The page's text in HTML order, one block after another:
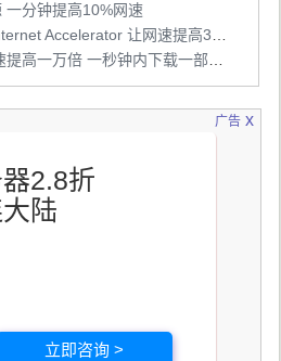
一分钟提高10%网速
IE加速器Ashampoo Internet Accelerator 让网速提高30% 绿色版下载
美华裔科学家 将让网速提高一万倍 一秒钟内下载一部高清电影
广告
2.8折
陆
立即咨询 >
x